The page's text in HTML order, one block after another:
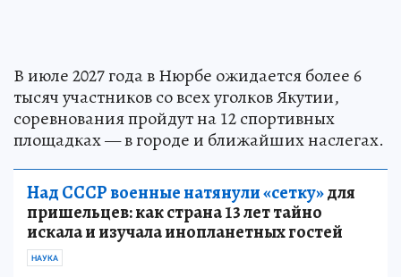
В июле 2027 года в Нюрбе ожидается более 6
тысяч участников со всех уголков Якутии,
соревнования пройдут на 12 спортивных
площадках — в городе и ближайших наслегах.
Над СССР военные натянули «сетку»для
пришельцев: как страна 13 лет тайно
искала и изучала инопланетных гостей